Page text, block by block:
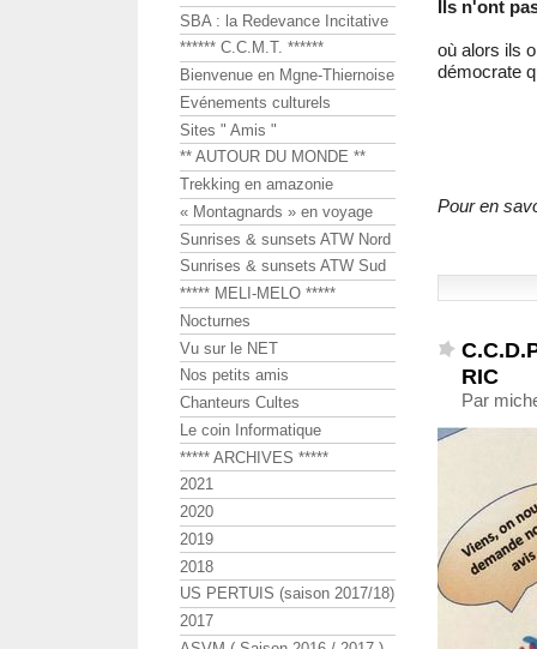
Ils n'ont
où alors ils
démocrate
Pour en
RIC
Par
SBA : la Redevance Incitative
****** C.C.M.T. ******
Bienvenue en Mgne-Thiernoise
Evénements culturels
Sites " Amis "
** AUTOUR DU MONDE **
Trekking en amazonie
« Montagnards » en voyage
Sunrises & sunsets ATW Nord
Sunrises & sunsets ATW Sud
***** MELI-MELO *****
Nocturnes
Vu sur le NET
Nos petits amis
Chanteurs Cultes
Le coin Informatique
***** ARCHIVES *****
2021
2020
2019
2018
US PERTUIS (saison 2017/18)
2017